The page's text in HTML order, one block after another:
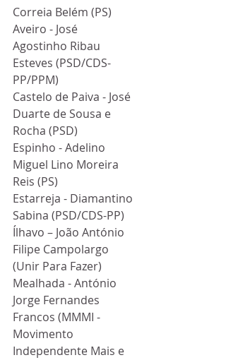
Correia Belém (PS)
Aveiro - José
Agostinho Ribau
Esteves (PSD/CDS-
PP/PPM)
Castelo de Paiva - José
Duarte de Sousa e
Rocha (PSD)
Espinho - Adelino
Miguel Lino Moreira
Reis (PS)
Estarreja - Diamantino
Sabina (PSD/CDS-PP)
Ílhavo – João António
Filipe Campolargo
(Unir Para Fazer)
Mealhada - António
Jorge Fernandes
Francos (MMMI -
Movimento
Independente Mais e